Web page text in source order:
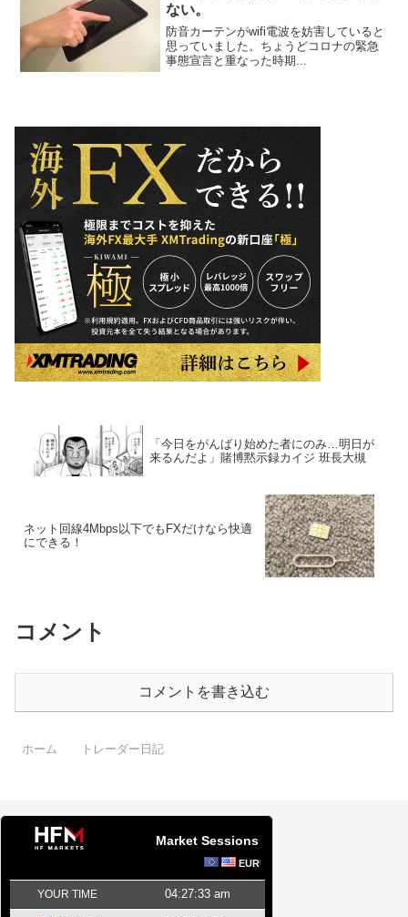
ない。
防音カーテンがwifi電波を妨害していると
思っていました。ちょうどコロナの緊急
事態宣言と重なった時期...
「今日をがんばり始めた者にのみ…明日が
来るんだよ」賭博黙示録カイジ 班長大槻
ネット回線4Mbps以下でもFXだけなら快適
にできる！
コメント
コメントを書き込む
ホーム トレーダー日記
Market Sessions